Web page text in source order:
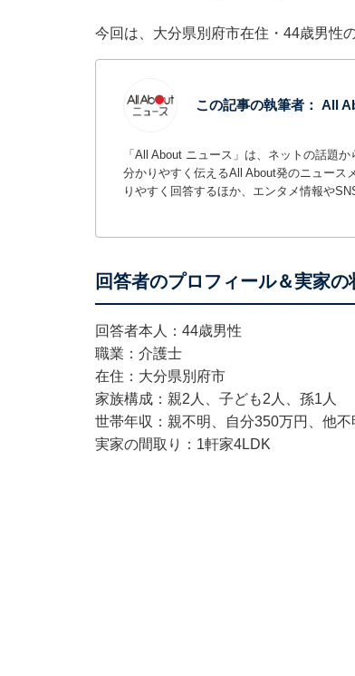
今回は、大分県別府市在住・44歳男性
この記事の執筆者： All
「All About ニュース」は、ネットの話題
分かりやすく伝えるAll About発のニュース
りやすく回答するほか、エンタメ情報や
回答者のプロフィール＆実家の
回答者本人：44歳男性
職業：介護士
在住：大分県別府市
家族構成：親2人、子ども2人、孫1人
世帯年収：親不明、自分350万円、他不
実家の間取り：1軒家4LDK